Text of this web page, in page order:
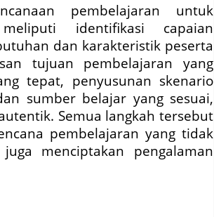
pembelajaran untuk
identifikasi capaian
dan karakteristik peserta
tujuan pembelajaran yang
tepat, penyusunan skenario
sumber belajar yang sesuai,
Semua langkah tersebut
pembelajaran yang tidak
menciptakan pengalaman